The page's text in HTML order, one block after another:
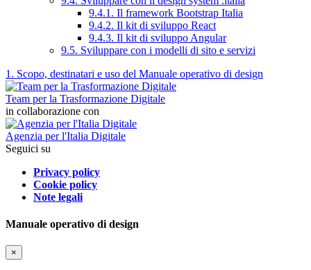
9.4.1. Il framework Bootstrap Italia
9.4.2. Il kit di sviluppo React
9.4.3. Il kit di sviluppo Angular
9.5. Sviluppare con i modelli di sito e servizi
1. Scopo, destinatari e uso del Manuale operativo di design
Team per la Trasformazione Digitale
in collaborazione con
Agenzia per l'Italia Digitale
Seguici su
Privacy policy
Cookie policy
Note legali
Manuale operativo di design
×